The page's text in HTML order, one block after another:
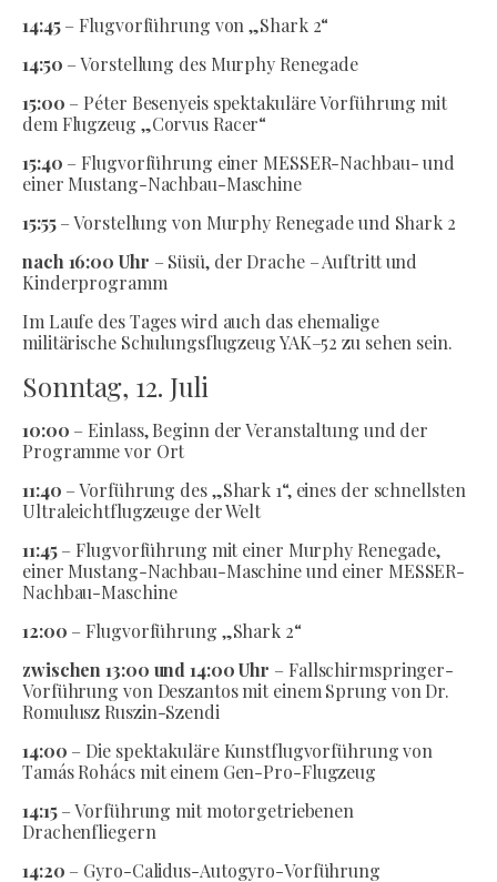
14:45– Flugvorführung von „Shark 2“
14:50 – Vorstellung des Murphy Renegade
15:00 – Péter Besenyeis spektakuläre Vorführung mit
dem Flugzeug „Corvus Racer“
15:40 – Flugvorführung einer MESSER-Nachbau- und
einer Mustang-Nachbau-Maschine
15:55– Vorstellung von Murphy Renegade und Shark 2
nach 16:00 Uhr – Süsü, der Drache – Auftritt und
Kinderprogramm
Im Laufe des Tages wird auch das ehemalige
militärische Schulungsflugzeug YAK–52 zu sehen sein.
Sonntag, 12. Juli
10:00 – Einlass, Beginn der Veranstaltung und der
Programme vor Ort
11:40 – Vorführung des „Shark 1“, eines der schnellsten
Ultraleichtflugzeuge der Welt
11:45– Flugvorführung mit einer Murphy Renegade,
einer Mustang-Nachbau-Maschine und einer MESSER-
Nachbau-Maschine
12:00 – Flugvorführung „Shark 2“
zwischen 13:00 und 14:00 Uhr – Fallschirmspringer-
Vorführung von Deszantos mit einem Sprung von Dr.
Romulusz Ruszin-Szendi
14:00 – Die spektakuläre Kunstflugvorführung von
Tamás Rohács mit einem Gen-Pro-Flugzeug
14:15– Vorführung mit motorgetriebenen
Drachenfliegern
14:20 – Gyro-Calidus-Autogyro-Vorführung